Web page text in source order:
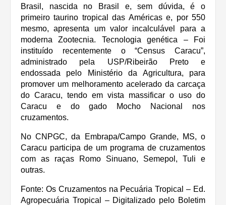
Brasil, nascida no Brasil e, sem dúvida, é o
primeiro taurino tropical das Américas e, por 550
mesmo, apresenta um valor incalculável para a
moderna Zootecnia. Tecnologia genética – Foi
instituído recentemente o “Census Caracu”,
administrado pela USP/Ribeirão Preto e
endossada pelo Ministério da Agricultura, para
promover um melhoramento acelerado da carcaça
do Caracu, tendo em vista massificar o uso do
Caracu e do gado Mocho Nacional nos
cruzamentos.
No CNPGC, da Embrapa/Campo Grande, MS, o
Caracu participa de um programa de cruzamentos
com as raças Romo Sinuano, Semepol, Tuli e
outras.
Fonte: Os Cruzamentos na Pecuária Tropical – Ed.
Agropecuária Tropical – Digitalizado pelo Boletim